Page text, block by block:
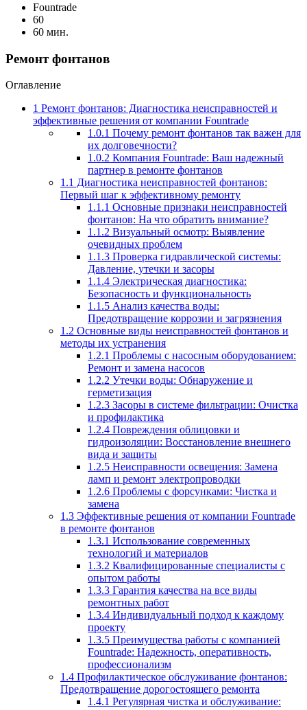
Fоuntrade
60
60 мин.
Ремонт фонтанов
Оглавление
1 Ремонт фонтанов: Диагностика неисправностей и
эффективные решения от компании Fountrade
1.0.1 Почему ремонт фонтанов так важен для
их долговечности?
1.0.2 Компания Fountrade: Ваш надежный
партнер в ремонте фонтанов
1.1 Диагностика неисправностей фонтанов:
Первый шаг к эффективному ремонту
1.1.1 Основные признаки неисправностей
фонтанов: На что обратить внимание?
1.1.2 Визуальный осмотр: Выявление
очевидных проблем
1.1.3 Проверка гидравлической системы:
Давление, утечки и засоры
1.1.4 Электрическая диагностика:
Безопасность и функциональность
1.1.5 Анализ качества воды:
Предотвращение коррозии и загрязнения
1.2 Основные виды неисправностей фонтанов и
методы их устранения
1.2.1 Проблемы с насосным оборудованием:
Ремонт и замена насосов
1.2.2 Утечки воды: Обнаружение и
герметизация
1.2.3 Засоры в системе фильтрации: Очистка
и профилактика
1.2.4 Повреждения облицовки и
гидроизоляции: Восстановление внешнего
вида и защиты
1.2.5 Неисправности освещения: Замена
ламп и ремонт электропроводки
1.2.6 Проблемы с форсунками: Чистка и
замена
1.3 Эффективные решения от компании Fountrade
в ремонте фонтанов
1.3.1 Использование современных
технологий и материалов
1.3.2 Квалифицированные специалисты с
опытом работы
1.3.3 Гарантия качества на все виды
ремонтных работ
1.3.4 Индивидуальный подход к каждому
проекту
1.3.5 Преимущества работы с компанией
Fountrade: Надежность, оперативность,
профессионализм
1.4 Профилактическое обслуживание фонтанов:
Предотвращение дорогостоящего ремонта
1.4.1 Регулярная чистка и обслуживание: